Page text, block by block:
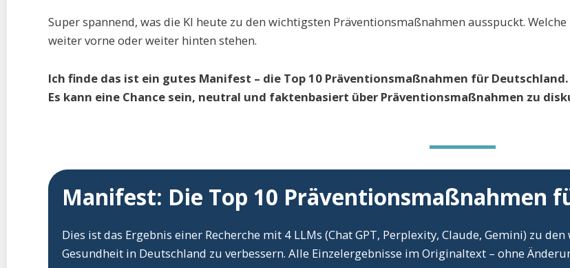
Super spannend, was die KI heute zu den wichtigsten Präventionsmaßnahmen ausspuckt.
weiter vorne oder weiter hinten stehen.
Ich finde das ist ein gutes Manifest – die Top 10 Präventionsmaßnahmen für Deutschland.
Es kann eine Chance sein, neutral und faktenbasiert über Präventionsmaßnahmen zu
Manifest: Die Top 10 Präventionsmaßnahmen
Dies ist das Ergebnis einer Recherche mit 4 LLMs (Chat GPT, Perplexity, Claude, Gemini) zu
Gesundheit in Deutschland zu verbessern. Alle Einzelergebnisse im Originaltext – ohne